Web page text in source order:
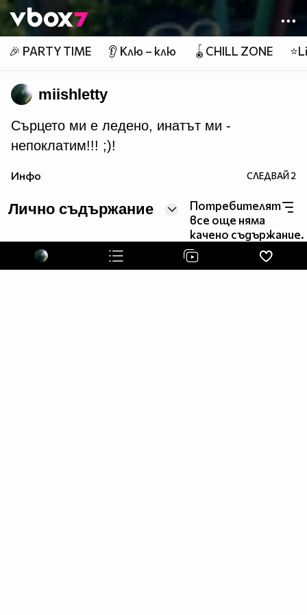
Member of
👾
🎉 PARTY TIME 👂 Клю – клю 🪀CHILL ZONE
miishletty
Сърцето ми е ледено, инатът ми -
непоклатим!!! ;)!
Инфо СЛЕДВАЙ2
Лично съдържание
Потребителят
все още няма
качено съдържание.